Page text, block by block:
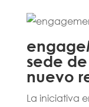
sede
nuevo
La iniciativa